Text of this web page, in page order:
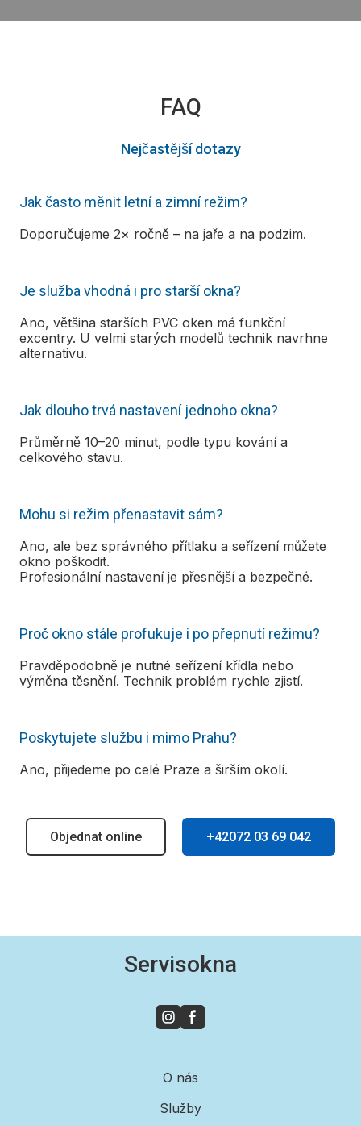
FAQ
Nejčastější dotazy
Jak často měnit letní a zimní režim?
Doporučujeme 2× ročně – na jaře a na podzim.
Je služba vhodná i pro starší okna?
Ano, většina starších PVC oken má funkční
excentry. U velmi starých modelů technik navrhne
alternativu.
Jak dlouho trvá nastavení jednoho okna?
Průměrně 10–20 minut, podle typu kování a
celkového stavu.
Mohu si režim přenastavit sám?
Ano, ale bez správného přítlaku a seřízení můžete
okno poškodit.
Profesionální nastavení je přesnější a bezpečné.
Proč okno stále profukuje i po přepnutí režimu?
Pravděpodobně je nutné seřízení křídla nebo
výměna těsnění. Technik problém rychle zjistí.
Poskytujete službu i mimo Prahu?
Ano, přijedeme po celé Praze a širším okolí.
Objednat online +42072 03 69 042
Servisokna
O nás
Služby